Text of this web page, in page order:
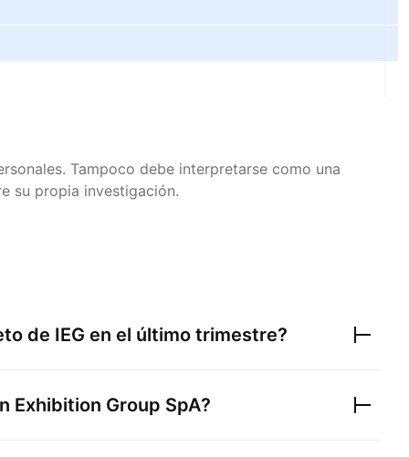
Tampoco debe interpretarse como una
su propia investigación.
de IEG en el último trimestre?
Exhibition Group SpA?